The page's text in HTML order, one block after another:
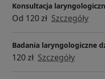
Konsultacja
Od 120 zł Szczegóły
Badania laryngologiczne
120 zł Szczegóły